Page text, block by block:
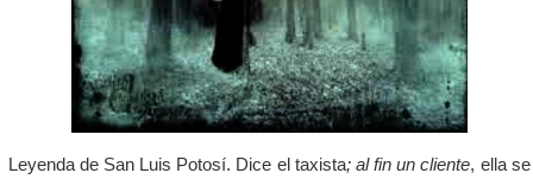
Leyenda de San Luis Potosí. Dice el taxista; al fin un cliente, ella se